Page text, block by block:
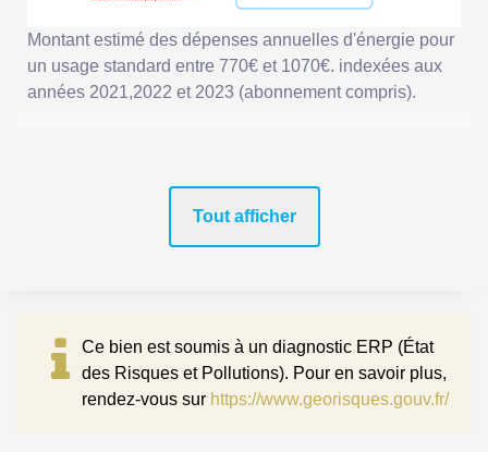
Montant estimé des dépenses annuelles d'énergie pour
un usage standard entre 770€ et 1070€. indexées aux
années 2021,2022 et 2023 (abonnement compris).
Tout afficher
Ce bien est soumis à un diagnostic ERP (État
des Risques et Pollutions). Pour en savoir plus,
rendez-vous sur https://www.georisques.gouv.fr/